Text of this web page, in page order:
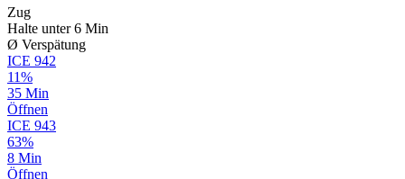
Zug
Halte unter 6 Min
Ø Verspätung
ICE 942
11%
35 Min
Öffnen
ICE 943
63%
8 Min
Öffnen